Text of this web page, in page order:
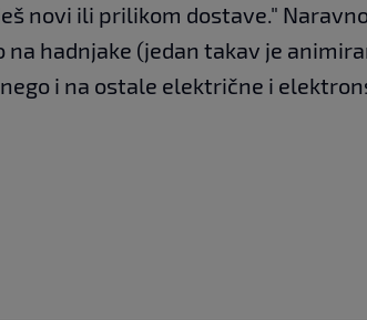
novi ili prilikom dostave."
na hadnjake (jedan takav je
i na ostale električne i